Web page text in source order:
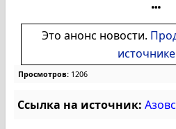
Это анонс новости.
Просмотров: 1206
Ссылка на источник: